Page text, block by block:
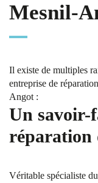
Mesnil-
Il existe de multiples
entreprise de
Angot :
Un savoir-
réparation
Véritable spécialiste